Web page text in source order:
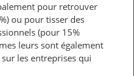
pour retrouver
ou pour tisser des
(pour 15%
leurs sont également
les entreprises qui